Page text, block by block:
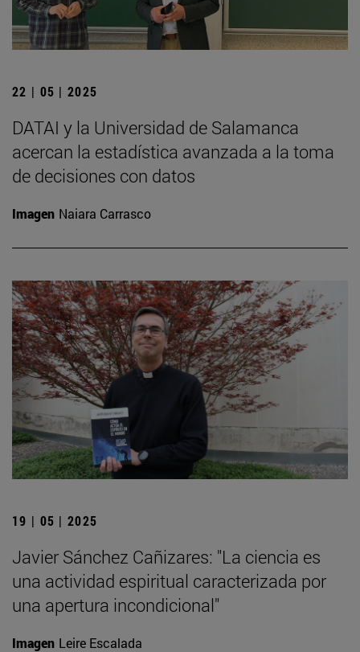
22 | 05 | 2025
DATAI y la Universidad de Salamanca
acercan la estadística avanzada a la toma
de decisiones con datos
Imagen Naiara Carrasco
19 | 05 | 2025
Javier Sánchez Cañizares: "La ciencia es
una actividad espiritual caracterizada por
una apertura incondicional"
Imagen Leire Escalada